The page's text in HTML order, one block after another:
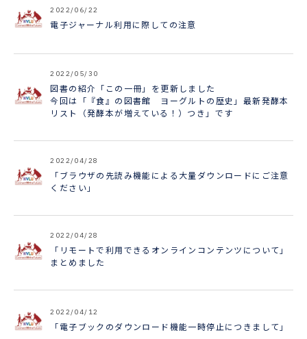
2022/06/22
電子ジャーナル利用に際しての注意
2022/05/30
図書の紹介「この一冊」を更新しました
今回は「『食』の図書館 ヨーグルトの歴史」最新発酵本
リスト（発酵本が増えている！）つき」です
2022/04/28
「ブラウザの先読み機能による大量ダウンロードにご注意
ください」
2022/04/28
「リモートで利用できるオンラインコンテンツについて」
まとめました
2022/04/12
「電子ブックのダウンロード機能一時停止につきまして」